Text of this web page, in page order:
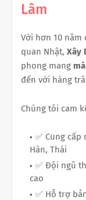
Lâm
Với hơn 10 năm
quan Nhật, Xây
phong mang
đến với hàng
Chúng tôi cam
✅ Cung
Hàn, Thái
✅ Đội ngũ
cao
✅ Hỗ trợ